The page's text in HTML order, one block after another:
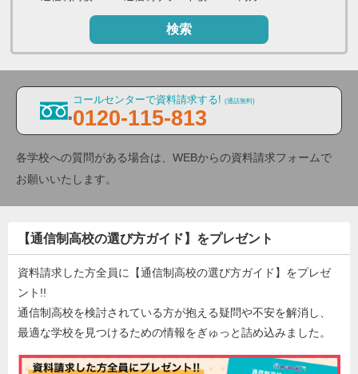
検索
コールセンターで資料請求する! (通話無料)
0120-115-813
各学校への質問がある場合は、WEBからの資料請求フォームで
お願いいたします。
【通信制高校の選び方ガイド】をプレゼント
資料請求した方全員に【通信制高校の選び方ガイド】をプレゼ
ント!!
通信制高校を検討されている方が抱える疑問や不安を解消し、
最適な学校を見つけるための情報をぎゅっと詰め込みました。